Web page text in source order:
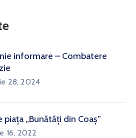
informare – Combatere
28, 2024
piața „Bunătăți din Coaș”
16, 2022